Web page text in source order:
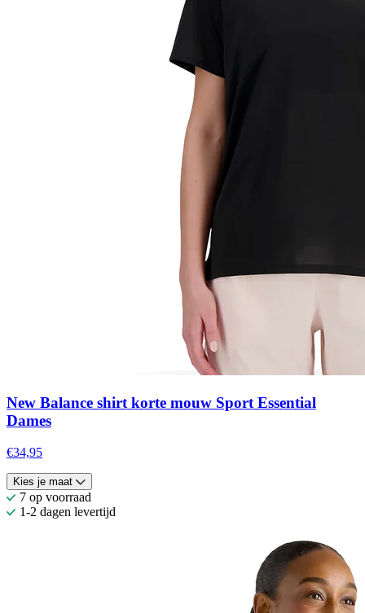
New Balance shirt korte mouw Sport Essential
Dames
€34,95
Kies je maat
7 op voorraad
1-2 dagen levertijd